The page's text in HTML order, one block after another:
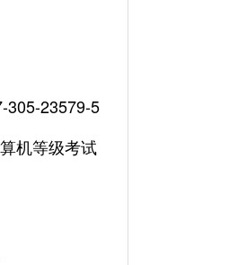
305-23579-5
机等级考试